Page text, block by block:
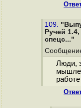
109.
Ручей
спецс..."
Люди,